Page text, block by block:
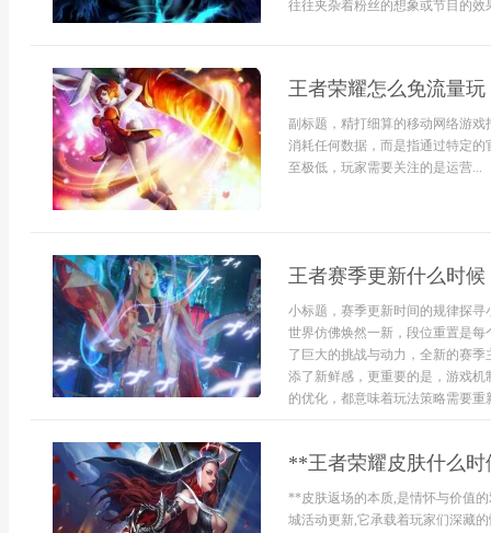
往往夹杂着粉丝的想象或节目的效
王者荣耀怎么免流量
副标题，精打细算的移动网络游
消耗任何数据，而是指通过特定
至极低，玩家需要关注的是运营...
王者赛季更新什么时
小标题，赛季更新时间的规律探
世界仿佛焕然一新，段位重置是
了巨大的挑战与动力，全新的赛
添了新鲜感，更重要的是，游戏
的优化，都意味着玩法策略需要重
**王者荣耀皮肤什么
**皮肤返场的本质,是情怀与价值
城活动更新,它承载着玩家们深藏